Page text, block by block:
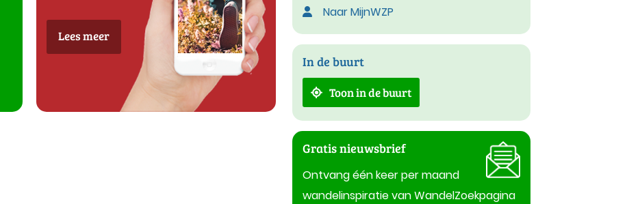
Lees meer
Naar MijnWZP
In de buurt
Toon in de buurt
Gratis nieuwsbrief
Ontvang één keer per maand
wandelinspiratie van WandelZoekpagina